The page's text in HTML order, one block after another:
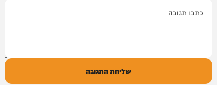
שליחת התגובה